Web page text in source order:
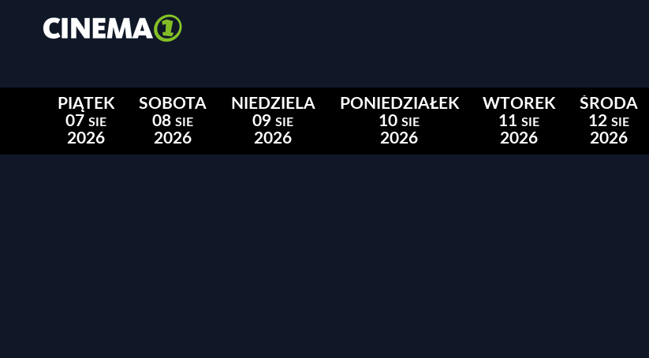
PIĄTEK
07 SIE
2026
SOBOTA
08 SIE
2026
NIEDZIELA
09 SIE
2026
PONIEDZIAŁEK
10 SIE
2026
WTOREK
11 SIE
2026
ŚRODA
12 SIE
2026